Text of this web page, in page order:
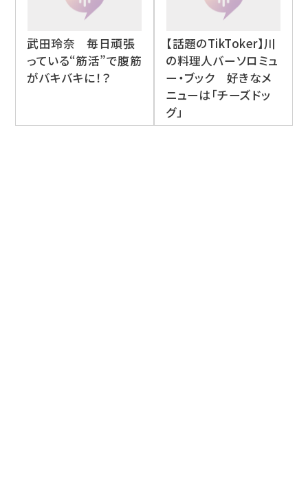
武田玲奈 毎日頑張
っている“筋活”で腹筋
がバキバキに！？
【話題のTikToker】川
の料理人バーソロミュ
ー・ブック 好きなメ
ニューは「チーズドッ
グ」